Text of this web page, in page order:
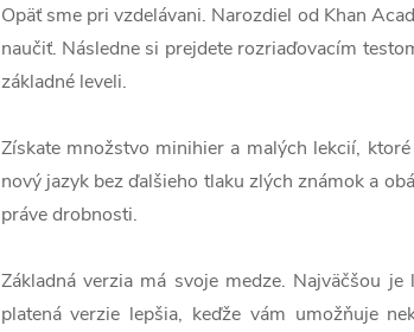
Opäť sme pri vzdelávani. Narozdiel od Khan
naučiť. Následne si prejdete rozriaďovacím
základné leveli.
Získate množstvo minihier a malých lekcií,
nový jazyk bez ďalšieho tlaku zlých známok a
práve drobnosti.
Základná verzia má svoje medze. Najväčšou
platená verzie lepšia, keďže vám umožňuje